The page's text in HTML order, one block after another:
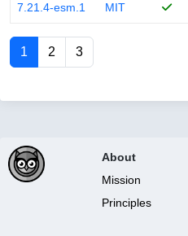
7.21.4-esm.1 MIT
1 2 3
About
Mission
Principles